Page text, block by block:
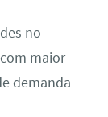
no
maior
demanda